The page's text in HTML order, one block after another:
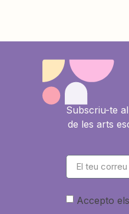
Subscriu-te
de les arts
Accepto